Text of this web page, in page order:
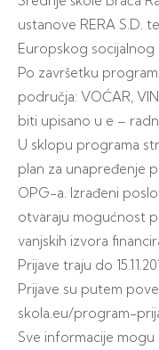
ustanove RERA S.D.
Europskog socijalnog
Po završetku
područja: VOĆAR,
biti upisano u e –
U sklopu programa
plan za unapređenje
OPG-a. Izrađeni
otvaraju mogućnost
vanjskih izvora
Prijave traju do
Prijave su putem
skola.eu/program-
Sve informacije